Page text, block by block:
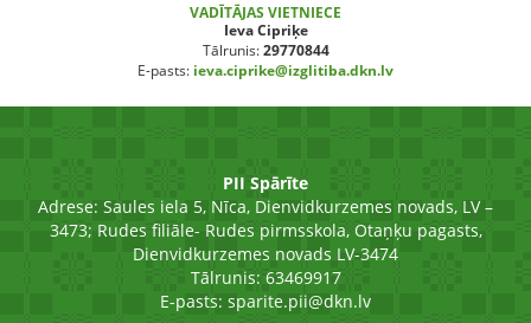
VADĪTĀJAS VIETNIECE
Ieva Cipriķe
Tālrunis:29770844
E-pasts: ieva.ciprike@izglitiba.dkn.lv
PII Spārīte
Adrese: Saules iela 5, Nīca, Dienvidkurzemes novads, LV –
3473; Rudes filiāle- Rudes pirmsskola, Otaņķu pagasts,
Dienvidkurzemes novads LV-3474
Tālrunis: 63469917
E-pasts: sparite.pii@dkn.lv